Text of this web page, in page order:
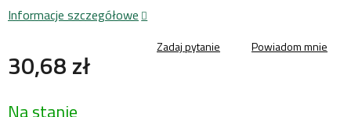
30,68 zł
jednostkowa:
Na stanie
Informacje szczegółowe
Zadaj pytanie Powiadom mnie